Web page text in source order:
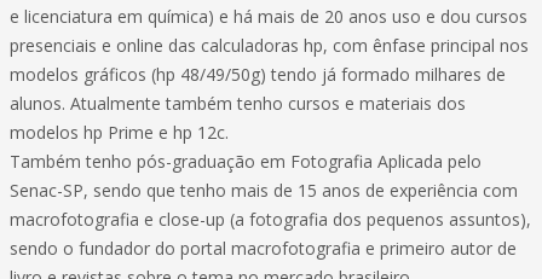
e licenciatura em química) e há mais de 20 anos uso e dou cursos
presenciais e online das calculadoras hp, com ênfase principal nos
modelos gráficos (hp 48/49/50g) tendo já formado milhares de
alunos. Atualmente também tenho cursos e materiais dos
modelos hp Prime e hp 12c.
Também tenho pós-graduação em Fotografia Aplicada pelo
Senac-SP, sendo que tenho mais de 15 anos de experiência com
macrofotografia e close-up (a fotografia dos pequenos assuntos),
sendo o fundador do portal macrofotografia e primeiro autor de